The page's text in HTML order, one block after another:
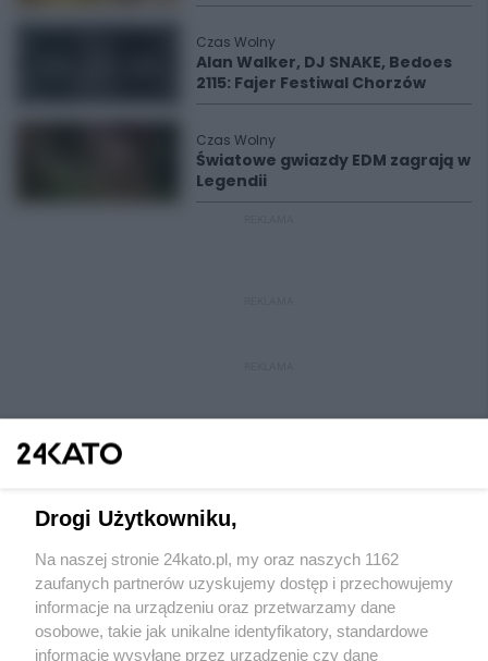
Czas Wolny
Alan Walker, DJ SNAKE, Bedoes
2115: Fajer Festiwal Chorzów
Czas Wolny
Światowe gwiazdy EDM zagrają w
Legendii
Wydawca mediów lokalnych
Drogi Użytkowniku,
Na naszej stronie 24kato.pl, my oraz naszych 1162
zaufanych partnerów uzyskujemy dostęp i przechowujemy
informacje na urządzeniu oraz przetwarzamy dane
osobowe, takie jak unikalne identyfikatory, standardowe
informacje wysyłane przez urządzenie czy dane